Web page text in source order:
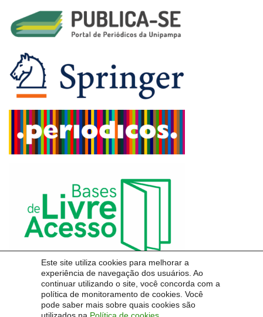
Este site utiliza cookies para melhorar a
experiência de navegação dos usuários. Ao
continuar utilizando o site, você concorda com a
política de monitoramento de cookies. Você
pode saber mais sobre quais cookies são